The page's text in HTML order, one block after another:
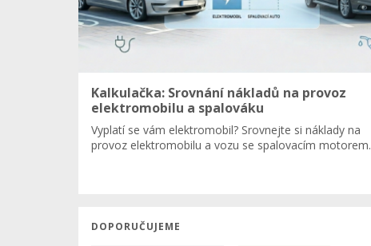
Kalkulačka: Srovnání nákladů na provoz
elektromobilu a spalováku
Vyplatí se vám elektromobil? Srovnejte si náklady na
provoz elektromobilu a vozu se spalovacím motorem.
DOPORUČUJEME